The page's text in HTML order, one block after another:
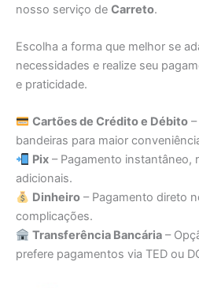
nosso serviço de Carreto.
Escolha a forma que melhor se
necessidades e realize seu
e praticidade.
Cartões de Crédito e Débito–
bandeiras para maior
Pix– Pagamento instantâneo,
adicionais.
Dinheiro– Pagamento direto
complicações.
Transferência Bancária–
prefere pagamentos via TED ou